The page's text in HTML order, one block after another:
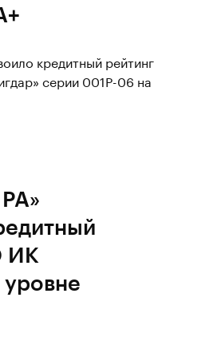
кредитный рейтинг
серии 001Р-06 на
ИК
уровне